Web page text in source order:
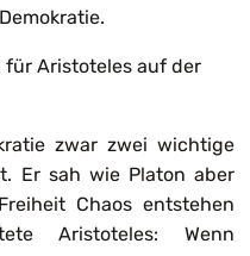
für Aristoteles auf der
zwar zwei wichtige
Er sah wie Platon aber
Chaos entstehen
Aristoteles: Wenn